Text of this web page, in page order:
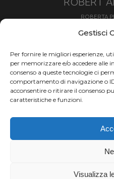
Gestisci
Per fornire le migliori esperienze,
per memorizzare e/o accedere alle
consenso a queste tecnologie ci
comportamento di navigazione o
acconsentire o ritirare il consenso
caratteristiche e funzioni.
Visualizza
ROBERTA
ROLAND
SIMONE DEROMEDIS
SLOPESTYLE
THERESE JOHAUG
TRANSCAVALLO
VAL DI
Chi siamo | Termini